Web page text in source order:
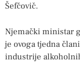
Šefčovič.
Njemački ministar
je ovoga tjedna
industrije